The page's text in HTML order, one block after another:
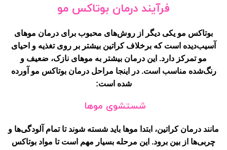
فرآیند درمان بوتاکس مو
بوتاکس مو یکی دیگر از روش‌های محبوب برای درمان موهای
آسیب‌دیده است که برخلاف کراتین بیشتر بر روی تغذیه و احیای
مو تمرکز دارد. این درمان بیشتر به موهای نازک، ضعیف و
رنگ‌شده مناسب است. در اینجا مراحل درمان بوتاکس مو آورده
شده است:
شستشوی موها
مانند درمان کراتین، ابتدا موها باید شسته شوند تا تمام آلودگی‌ها و
چربی‌ها از بین برود. این مرحله بسیار مهم است تا مواد بوتاکس